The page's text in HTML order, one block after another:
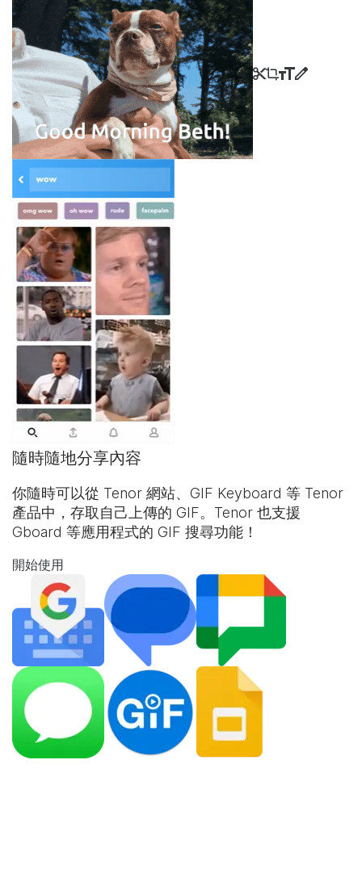
隨時隨地分享內容
你隨時可以從 Tenor 網站、 GIF Keyboard 等 Tenor
產品中，存取自己上傳的 GIF。Tenor 也支援
Gboard 等應用程式的 GIF 搜尋功能！
開始使用